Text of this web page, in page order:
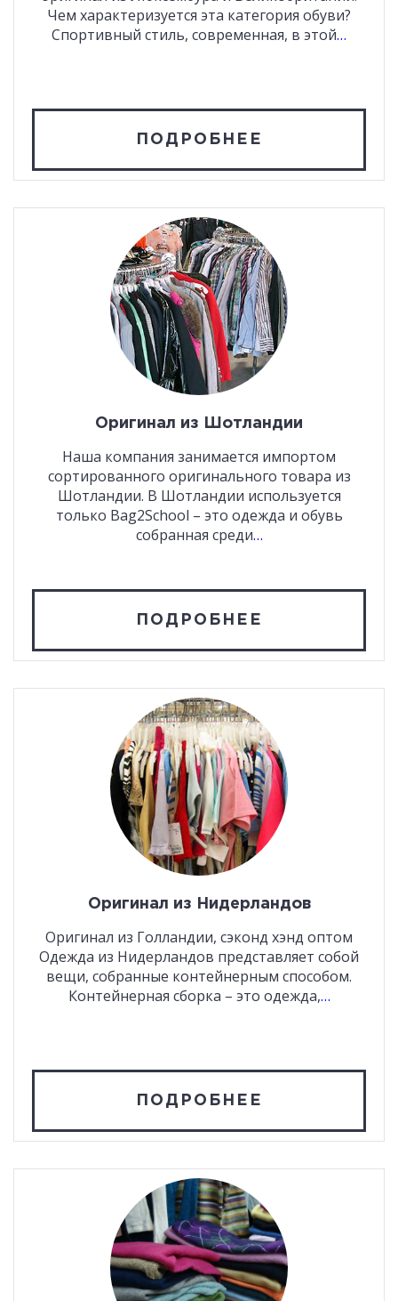
Чем характеризуется эта категория обуви?
Спортивный стиль, современная, в этой…
ПОДРОБНЕЕ
Оригинал из Шотландии
Наша компания занимается импортом
сортированного оригинального товара из
Шотландии. В Шотландии используется
только Bag2School – это одежда и обувь
собранная среди…
ПОДРОБНЕЕ
Оригинал из Нидерландов
Оригинал из Голландии, сэконд хэнд оптом
Одежда из Нидерландов представляет собой
вещи, собранные контейнерным способом.
Контейнерная сборка – это одежда,…
ПОДРОБНЕЕ